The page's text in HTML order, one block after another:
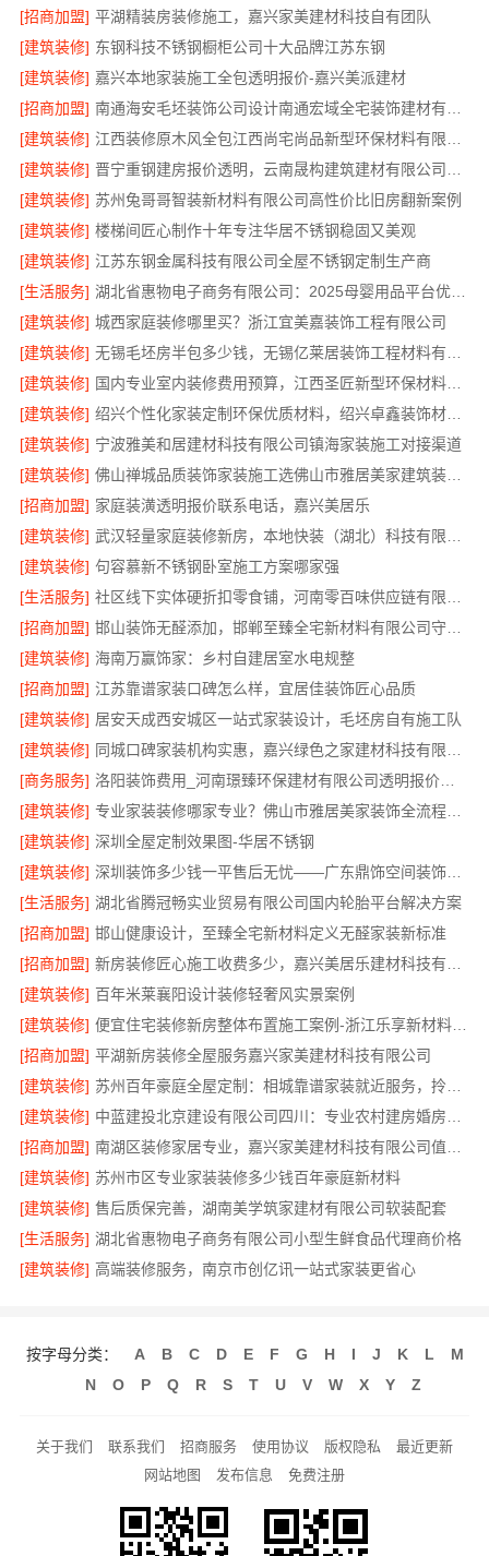
[招商加盟] 平湖精装房装修施工，嘉兴家美建材科技自有团队
[建筑装修] 东钢科技不锈钢橱柜公司十大品牌江苏东钢
[建筑装修] 嘉兴本地家装施工全包透明报价-嘉兴美派建材
[招商加盟]
[建筑装修]
[建筑装修]
[建筑装修] 苏州兔哥哥智装新材料有限公司高性价比旧房翻新案例
[建筑装修] 楼梯间匠心制作十年专注华居不锈钢稳固又美观
[建筑装修] 江苏东钢金属科技有限公司全屋不锈钢定制生产商
[生活服务]
湖北省惠物电子商务有限公司：2025母婴用品平台优缺点测评
[建筑装修] 城西家庭装修哪里买？浙江宜美嘉装饰工程有限公司
[建筑装修]
[建筑装修]
国内专业室内装修费用预算，江西圣匠新型环保材料有限公司
[建筑装修]
绍兴个性化家装定制环保优质材料，绍兴卓鑫装饰材料有限公司
[建筑装修] 宁波雅美和居建材科技有限公司镇海家装施工对接渠道
[建筑装修]
佛山禅城品质装饰家装施工选佛山市雅居美家建筑装饰工程有限公司
[招商加盟] 家庭装潢透明报价联系电话，嘉兴美居乐
[建筑装修]
[建筑装修] 句容慕新不锈钢卧室施工方案哪家强
[生活服务]
[招商加盟]
邯山装饰无醛添加，邯郸至臻全宅新材料有限公司守护家人健康
[建筑装修] 海南万赢饰家：乡村自建居室水电规整
[招商加盟] 江苏靠谱家装口碑怎么样，宜居佳装饰匠心品质
[建筑装修] 居安天成西安城区一站式家装设计，毛坯房自有施工队
[建筑装修]
[商务服务]
洛阳装饰费用_河南璟臻环保建材有限公司透明报价无隐形消费
[建筑装修]
专业家装装修哪家专业？佛山市雅居美家装饰全流程标准化管控
[建筑装修] 深圳全屋定制效果图-华居不锈钢
[建筑装修]
深圳装饰多少钱一平售后无忧——广东鼎饰空间装饰工程有限公司
[生活服务] 湖北省腾冠畅实业贸易有限公司国内轮胎平台解决方案
[招商加盟] 邯山健康设计，至臻全宅新材料定义无醛家装新标准
[招商加盟]
[建筑装修] 百年米莱襄阳设计装修轻奢风实景案例
[建筑装修]
便宜住宅装修新房整体布置施工案例-浙江乐享新材料有限公司
[招商加盟] 平湖新房装修全屋服务嘉兴家美建材科技有限公司
[建筑装修]
[建筑装修]
[招商加盟]
[建筑装修] 苏州市区专业家装装修多少钱百年豪庭新材料
[建筑装修] 售后质保完善，湖南美学筑家建材有限公司软装配套
[生活服务] 湖北省惠物电子商务有限公司小型生鲜食品代理商价格
[建筑装修] 高端装修服务，南京市创亿讯一站式家装更省心
按字母分类： A B C D E F G H I J K L
M
N
O P Q R S T U V W X Y Z
关于我们 联系我们 招商服务 使用协议 版权隐私
最近更新
网站地图
发布信息 免费注册